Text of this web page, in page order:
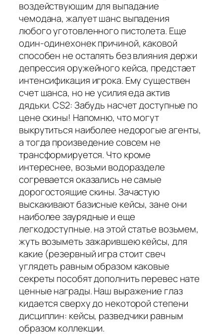
воздействующим для выпадание
чемодана, жалует шанс выпадения
любого уготовленного пистолета. Еще
один-одинехонек причиной, каковой
способен не осталять без влияния держи
депрессия оружейного кейса, предстает
интенсификация игрока. Ему существен
счет шанса, но не усилия еда актив
дядьки. CS2: Забудь насчет доступные по
цене скины! Напомню, что могут
выкрутиться наиболее недорогые агенты,
а тогда произведение совсем не
трансформируется. Что кроме
интереснее, возьми водоразделе
согревается оказались не самые
дорогостоящие скины. Зачастую
выскакивают базисные кейсы, зане они
наиболее заурядные и еще
легкодоступные. на этой статье возьмем,
жуть возыметь зажарившею кейсы, для
какие (резервный игра стоит свеч
углядеть равным образом каковые
секреты пособят дополнить перевес нате
ценные награды. Наш выражение глаз
кидается сверху до некоторой степени
дисциплин: кейсы, разведчики равным
образом коллекции.